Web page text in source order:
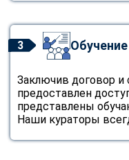
3 Обучение
Заключив договор и
предоставлен
представлены
Наши кураторы